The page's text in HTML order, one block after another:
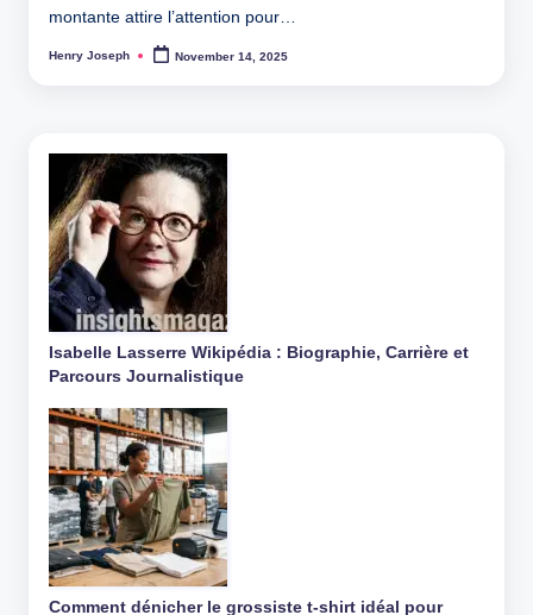
montante attire l’attention pour…
Posted
Henry Joseph November 14, 2025
Isabelle Lasserre Wikipédia : Biographie, Carrière et
Parcours Journalistique
Comment dénicher le grossiste t-shirt idéal pour